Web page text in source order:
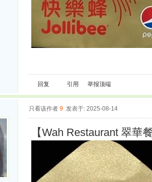
回复 引用 举报顶端
只看该作者 9 发表于: 2025-08-14
【Wah Restaurant 翠華